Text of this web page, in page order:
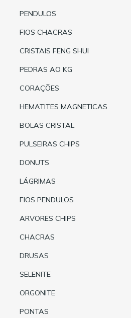
PENDULOS
FIOS CHACRAS
CRISTAIS FENG SHUI
PEDRAS AO KG
CORAÇÕES
HEMATITES MAGNETICAS
BOLAS CRISTAL
PULSEIRAS CHIPS
DONUTS
LÁGRIMAS
FIOS PENDULOS
ARVORES CHIPS
CHACRAS
DRUSAS
SELENITE
ORGONITE
PONTAS